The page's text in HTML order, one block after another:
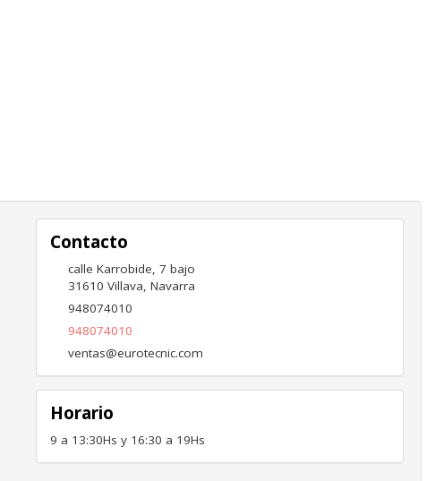
Contacto
calle Karrobide, 7 bajo
31610 Villava Navarra
948074010
948074010
ventas@eurotecnic.com
Horario
9 a 13:30Hs y 16:30 a 19Hs